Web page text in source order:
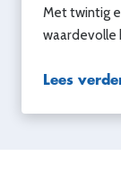
Met twintig
waardevolle
Lees